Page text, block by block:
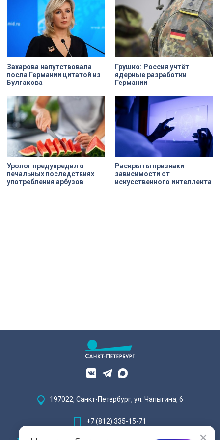
Захарова напутствовала
посла Германии цитатой из
Булгакова
Грушко: Россия учтёт
ядерные разработки
Германии
Уролог предупредил о
печальных последствиях
употребления арбузов
Раскрыты признаки
зависимости от
искусственного интеллекта
197022, Санкт-Петербург, ул. Чапыгина, 6
+7 (812) 335-15-71